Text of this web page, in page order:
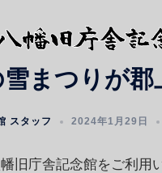
まつりが郡
スタッフ 2024年1月29日
旧庁舎記念館をご利用